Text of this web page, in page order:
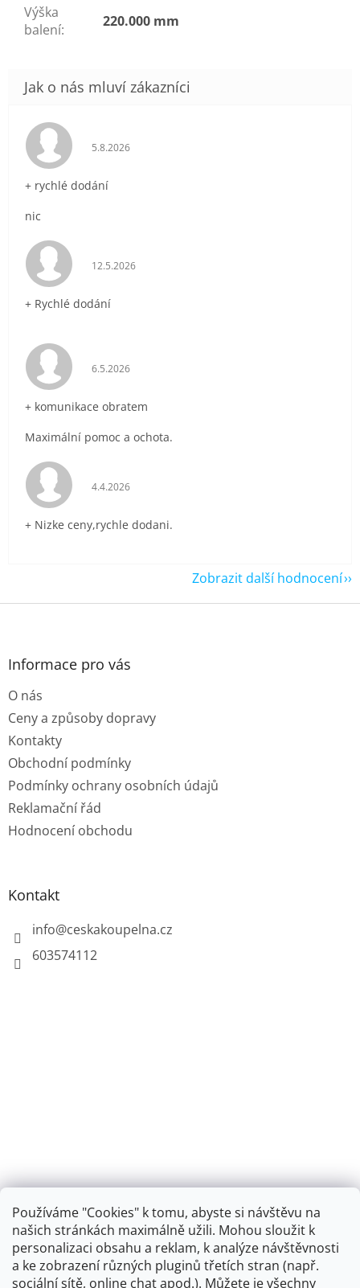
Používáme "Cookies" k tomu, abyste si návštěvu na
našich stránkách maximálně užili. Mohou sloužit k
personalizaci obsahu a reklam, k analýze návštěvnosti
a ke zobrazení různých pluginů třetích stran (např.
sociální sítě, online chat apod.). Můžete je všechny
Výška
balení: 220.000 mm
Hodnocení obchodu je 5 z 5 hvězdiček.
5.8.2026
+ rychlé dodání
nic
Hodnocení obchodu je 5 z 5 hvězdiček.
12.5.2026
+ Rychlé dodání
Hodnocení obchodu je 5 z 5 hvězdiček.
6.5.2026
+ komunikace obratem
Maximální pomoc a ochota.
Hodnocení obchodu je 5 z 5 hvězdiček.
4.4.2026
+ Nizke ceny,rychle dodani.
Zobrazit další hodnocení
Z
Informace pro vás
O nás
Ceny a způsoby dopravy
Kontakty
Obchodní podmínky
Podmínky ochrany osobních údajů
Reklamační řád
Hodnocení obchodu
Kontakt
info@ceskakoupelna.cz
603574112
Retro koupelna